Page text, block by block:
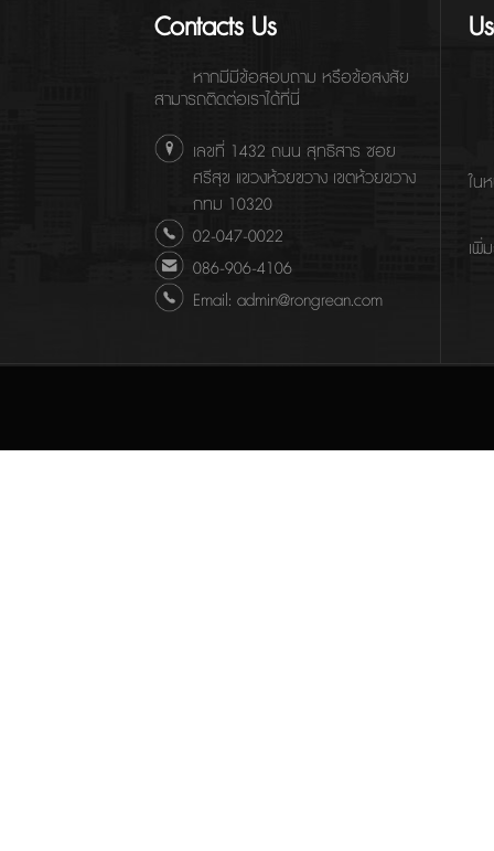
Contacts Us
หากมีมีข้อสอบถาม หรือข้อสงสัย
สามารถติดต่อเราได้ที่นี่
เลขที่ 1432 ถนน สุทธิสาร ซอย
ศรีสุข แขวงห้วยขวาง เขตห้วยขวาง
กทม 10320
02-047-0022
086-906-4106
Email: admin@rongrean.com
ใน
เพิ่